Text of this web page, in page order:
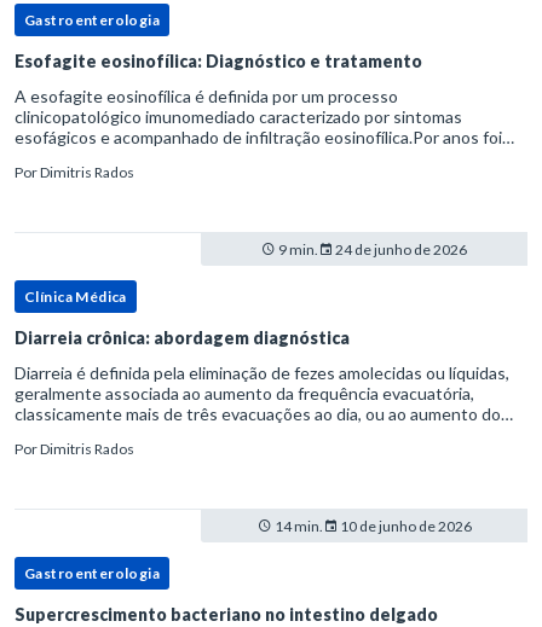
Gastroenterologia
Esofagite eosinofílica: Diagnóstico e tratamento
A esofagite eosinofílica é definida por um processo
clinicopatológico imunomediado caracterizado por sintomas
esofágicos e acompanhado de infiltração eosinofílica.Por anos foi
refluxo gastr
PorDimitris Rados
9 min. 24 de junho de 2026
Clínica Médica
Diarreia crônica: abordagem diagnóstica
Diarreia é definida pela eliminação de fezes amolecidas ou líquidas,
geralmente associada ao aumento da frequência evacuatória,
classicamente mais de três evacuações ao dia, ou ao aumento do
PorDimitris Rados
14 min. 10 de junho de 2026
Gastroenterologia
Supercrescimento bacteriano no intestino delgado